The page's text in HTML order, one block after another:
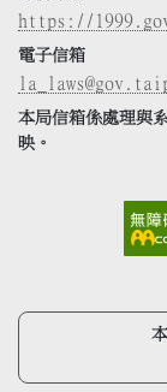
https://
電子信箱
本局信箱係處理與
映。